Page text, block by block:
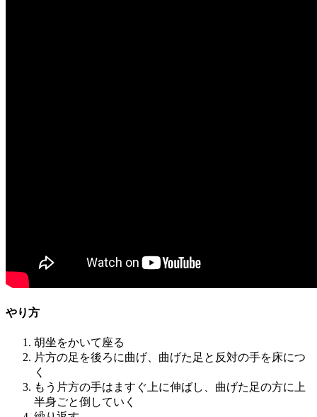
やり方
胡坐をかいて座る
片方の足を後ろに曲げ、曲げた足と反対の手を床につ
く
もう片方の手はますぐ上に伸ばし、曲げた足の方に上
半身ごと倒していく